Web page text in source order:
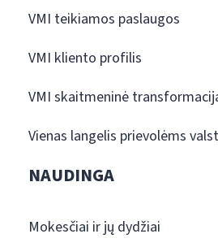
VMI teikiamos paslaugos
VMI kliento profilis
VMI skaitmeninė
Vienas langelis prievolėms
NAUDINGA
Mokesčiai ir jų dydžiai